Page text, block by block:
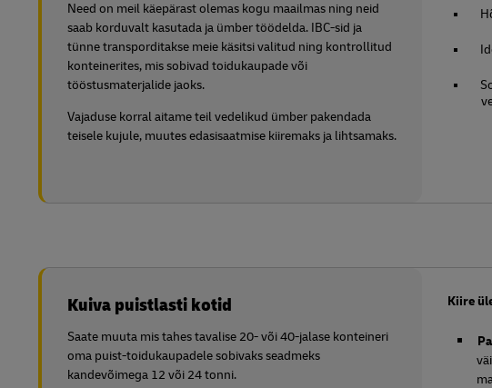
Need on meil käepärast olemas kogu maailmas ning neid
saab korduvalt kasutada ja ümber töödelda. IBC-sid ja
tünne transporditakse meie käsitsi valitud ning kontrollitud
konteinerites, mis sobivad toidukaupade või
tööstusmaterjalide jaoks.
Vajaduse korral aitame teil vedelikud ümber pakendada
teisele kujule, muutes edasisaatmise kiiremaks ja lihtsamaks.
Kuiva puistlasti kotid
Saate muuta mis tahes tavalise 20- või 40-jalase konteineri
oma puist-toidukaupadele sobivaks seadmeks
kandevõimega 12 või 24 tonni.
Kiire